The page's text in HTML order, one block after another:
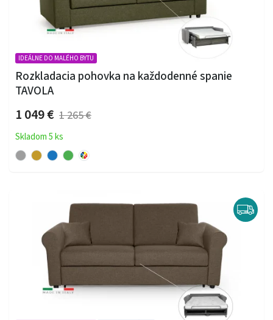
IDEÁLNE DO MALÉHO BYTU
Rozkladacia pohovka na každodenné spanie
TAVOLA
1 049 € 1 265 €
Skladom 5 ks